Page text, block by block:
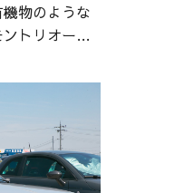
機物のような
トリオー